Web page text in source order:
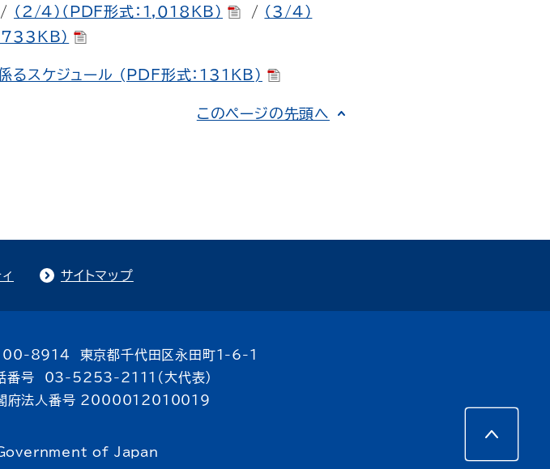
/ （2/4）（PDF形式：1,018KB） / （3/4）
733KB）
るスケジュール (PDF形式：131KB)
このページの先頭へ
サイトマップ
8914 東京都千代田区永田町1-6-1
番号 03-5253-2111（大代表）
府法人番号 2000012010019
of Japan